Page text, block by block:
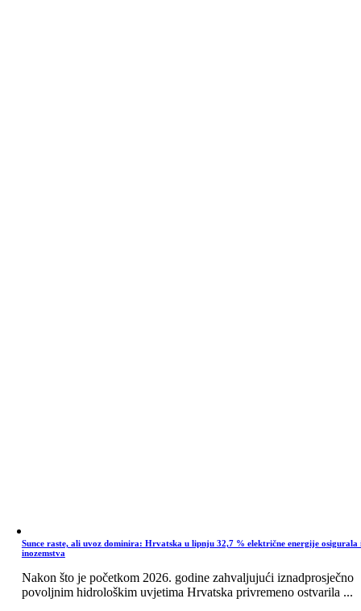
Sunce raste, ali uvoz dominira: Hrvatska u lipnju 32,7 % električne energije osigurala
inozemstva
Nakon što je početkom 2026. godine zahvaljujući iznadprosječno
povoljnim hidrološkim uvjetima Hrvatska privremeno ostvarila ...